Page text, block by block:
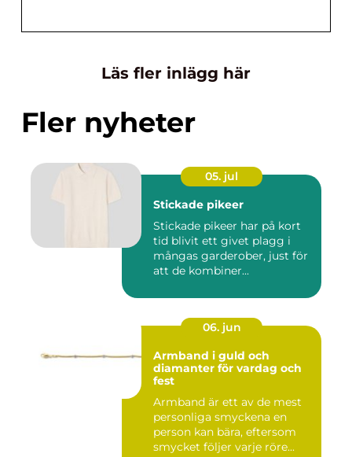
Läs fler inlägg här
Fler nyheter
05. jul
Stickade pikeer
Stickade pikeer har på kort
tid blivit ett givet plagg i
mångas garderober, just för
att de kombiner...
06. jun
Armband i guld och
diamanter för vardag och
fest
Armband är ett av de mest
personliga smyckena en
person kan bära, eftersom
smycket följer varje röre...